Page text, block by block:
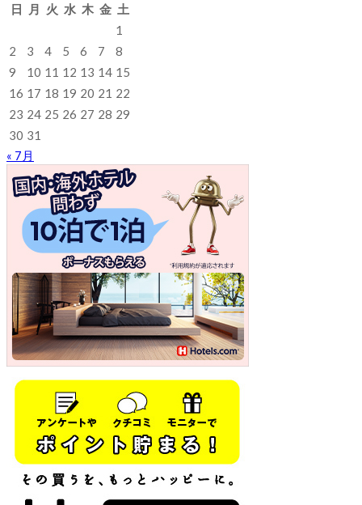
日
月 火 水 木 金 土
1
2
3 4 5 6 7
8
9
10 11 12 13 14 15
16 17 18 19 20 21 22
23 24 25 26 27 28 29
30 31
« 7月